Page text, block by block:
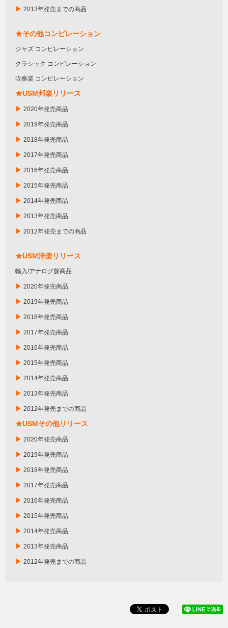
▶ 2013年発売までの商品
★その他コンピレーション
ジャズ コンピレーション
クラシック コンピレーション
吹奏楽 コンピレーション
★USM邦楽リリース
▶ 2020年発売商品
▶ 2019年発売商品
▶ 2018年発売商品
▶ 2017年発売商品
▶ 2016年発売商品
▶ 2015年発売商品
▶ 2014年発売商品
▶ 2013年発売商品
▶ 2012年発売までの商品
★USM洋楽リリース
輸入/アナログ盤商品
▶ 2020年発売商品
▶ 2019年発売商品
▶ 2018年発売商品
▶ 2017年発売商品
▶ 2016年発売商品
▶ 2015年発売商品
▶ 2014年発売商品
▶ 2013年発売商品
▶ 2012年発売までの商品
★USMその他リリース
▶ 2020年発売商品
▶ 2019年発売商品
▶ 2018年発売商品
▶ 2017年発売商品
▶ 2016年発売商品
▶ 2015年発売商品
▶ 2014年発売商品
▶ 2013年発売商品
▶ 2012年発売までの商品